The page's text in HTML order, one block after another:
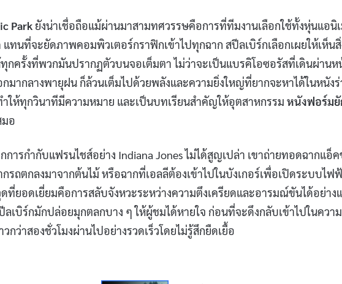
Park ยังน่าเชื่อถือแม้ผ่านมาสามทศวรรษคือการที่ทีมงานเลือกใช้ทั้งหุ่นแอนิ
ทนที่จะยัดภาพคอมพิวเตอร์กราฟิกเข้าไปทุกฉาก สปีลเบิร์กเลือกเผยให้เห็น
ครั้งที่พวกมันปรากฏตัวบนจอเต็มตา ไม่ว่าจะเป็นแบรคิโอซอรัสที่เดินผ่านห
มากลางพายุฝน ก็ล้วนเต็มไปด้วยพลังและความยิ่งใหญ่ที่ยากจะหาได้ในหนัง
ำให้ทุกวินาทีมีความหมาย และเป็นบทเรียนสำคัญให้อุตสาหกรรม หนังฟอร์ม
มอ
ารกำกับแฟรนไชส์อย่าง Indiana Jones ไม่ได้สูญเปล่า เขาถ่ายทอดฉากแอ็
รถตกลงมาจากต้นไม้ หรือฉากที่เอลลีต้องเข้าไปในบังเกอร์เพื่อเปิดระบบไฟ
ที่ยอดเยี่ยมคือการสลับจังหวะระหว่างความตึงเครียดและอารมณ์ขันได้อย่าง
เบิร์กมักปล่อยมุกตลกบาง ๆ ให้ผู้ชมได้หายใจ ก่อนที่จะดึงกลับเข้าไปในความ
ว่าสองชั่วโมงผ่านไปอย่างรวดเร็วโดยไม่รู้สึกยืดเยื้อ